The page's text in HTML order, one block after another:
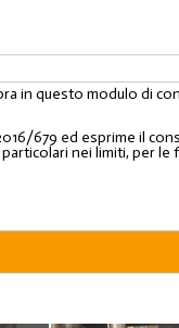
in questo modulo di
679 ed esprime il
nei limiti, per le